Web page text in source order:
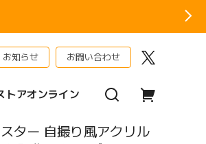
お知らせ お問い合わせ
トアオンライン
ター 自撮り風アクリル